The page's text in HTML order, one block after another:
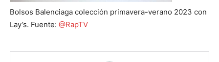
Bolsos Balenciaga colección primavera-verano 2023 con
Lay’s. Fuente: @RapTV